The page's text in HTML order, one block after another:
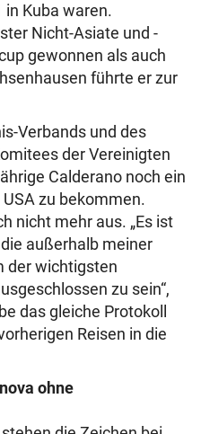
in Kuba waren.
Nicht-Asiate und -
gewonnen als auch
führte er zur
Verbands und des
der Vereinigten
Calderano noch ein
zu bekommen.
nicht mehr aus. „Es ist
außerhalb meiner
der wichtigsten
zu sein“,
das gleiche Protokoll
Reisen in die
ohne